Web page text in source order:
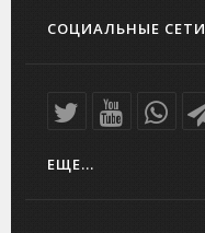
СОЦИАЛЬНЫЕ СЕТИ
ЕЩЕ...